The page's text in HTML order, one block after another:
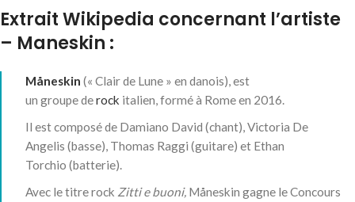
Extrait Wikipedia concernant l’artiste
– Maneskin :
Måneskin (« Clair de Lune » en danois), est
un groupe derock italien, formé à Rome en 2016.
Il est composé de Damiano David (chant), Victoria De
Angelis (basse), Thomas Raggi (guitare) et Ethan
Torchio (batterie).
Avec le titre rock Zitti e buoni, Måneskin gagne le Concours